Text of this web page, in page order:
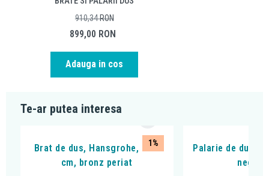
899,00 RON
910,34RON
Adauga in cos
Te-ar putea interesa
1%
Brat de dus, Hansgrohe, E 39
cm, bronz periat
Palarie de dus,
negru